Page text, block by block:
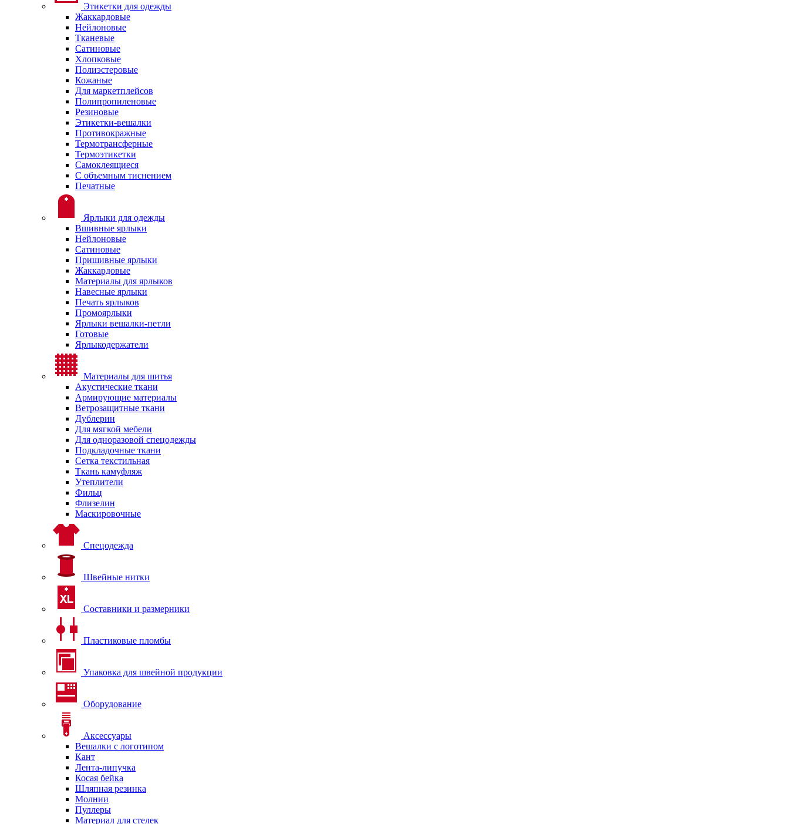
Этикетки для одежды
Жаккардовые
Нейлоновые
Тканевые
Сатиновые
Хлопковые
Полиэстеровые
Кожаные
Для маркетплейсов
Полипропиленовые
Резиновые
Этикетки-вешалки
Противокражные
Термотрансферные
Термоэтикетки
Самоклеящиеся
С объемным тиснением
Печатные
Ярлыки для одежды
Вшивные ярлыки
Нейлоновые
Сатиновые
Пришивные ярлыки
Жаккардовые
Материалы для ярлыков
Навесные ярлыки
Печать ярлыков
Промоярлыки
Ярлыки вешалки-петли
Готовые
Ярлыкодержатели
Материалы для шитья
Акустические ткани
Армирующие материалы
Ветрозащитные ткани
Дублерин
Для мягкой мебели
Для одноразовой спецодежды
Подкладочные ткани
Сетка текстильная
Ткань камуфляж
Утеплители
Фильц
Флизелин
Маскировочные
Спецодежда
Швейные нитки
Составники и размерники
Пластиковые пломбы
Упаковка для швейной продукции
Оборудование
Аксессуары
Вешалки с логотипом
Кант
Лента-липучка
Косая бейка
Шляпная резинка
Молнии
Пуллеры
Материал для стелек